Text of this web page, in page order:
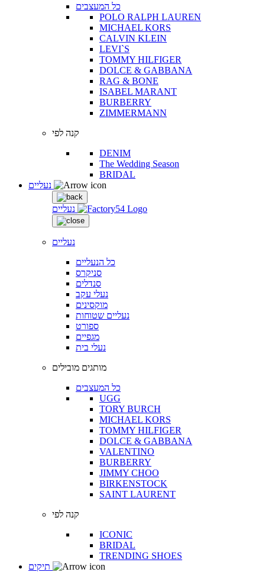
כל המעצבים
POLO RALPH LAUREN
MICHAEL KORS
CALVIN KLEIN
LEVI`S
TOMMY HILFIGER
DOLCE & GABBANA
RAG & BONE
ISABEL MARANT
BURBERRY
ZIMMERMANN
קנה לפי
DENIM
The Wedding Season
BRIDAL
נעליים
נעליים
כל הנעליים
סניקרס
סנדלים
נעלי עקב
מוקסינים
נעליים שטוחות
ספורט
מגפיים
נעלי בית
מותגים מובילים
כל המעצבים
UGG
TORY BURCH
MICHAEL KORS
TOMMY HILFIGER
DOLCE & GABBANA
VALENTINO
BURBERRY
JIMMY CHOO
BIRKENSTOCK
SAINT LAURENT
קנה לפי
ICONIC
BRIDAL
TRENDING SHOES